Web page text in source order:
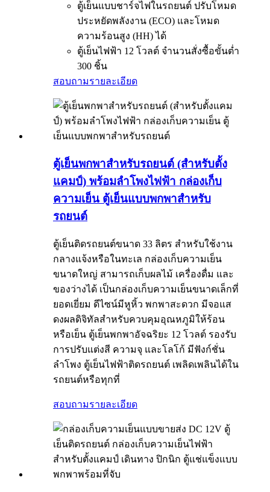
ตู้เย็นแบบชาร์จไฟในรถยนต์ ปรับโหมด
ประหยัดพลังงาน (ECO) และโหมด
ความร้อนสูง (HH) ได้
ตู้เย็นไฟฟ้า 12 โวลต์ จำนวนสั่งซื้อขั้นต่ำ
300 ชิ้น
สอบถามรายละเอียด
ตู้เย็นพกพาสำหรับรถยนต์ (สำหรับตั้ง
แคมป์) พร้อมลำโพงไฟฟ้า กล่องเก็บ
ความเย็น ตู้เย็นแบบพกพาสำหรับ
รถยนต์
ตู้เย็นติดรถยนต์ขนาด 33 ลิตร สำหรับใช้งาน
กลางแจ้งหรือในทะเล กล่องเก็บความเย็น
ขนาดใหญ่ สามารถเก็บผลไม้ เครื่องดื่ม และ
ของว่างได้ เป็นกล่องเก็บความเย็นขนาดเล็กที่
ยอดเยี่ยม ดีไซน์มีหูหิ้ว พกพาสะดวก มีจอแส
ดงผลดิจิทัลสำหรับควบคุมอุณหภูมิให้ร้อน
หรือเย็น ตู้เย็นพกพาอัจฉริยะ 12 โวลต์ รองรับ
การปรับแต่งสี ความจุ และโลโก้ มีฟังก์ชั่น
ลำโพง ตู้เย็นไฟฟ้าติดรถยนต์ เพลิดเพลินได้ใน
รถยนต์หรือทุกที่
สอบถามรายละเอียด